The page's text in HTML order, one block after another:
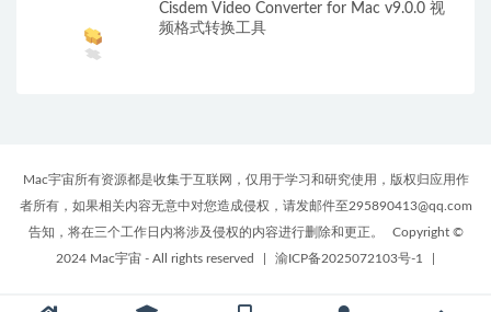
Cisdem Video Converter for Mac v9.0.0 视
频格式转换工具
Mac宇宙所有资源都是收集于互联网，仅用于学习和研究使用，版权归应用作
者所有，如果相关内容无意中对您造成侵权，请发邮件至295890413@qq.com
告知，将在三个工作日内将涉及侵权的内容进行删除和更正。
Copyright ©
2024 Mac宇宙 - All rights reserved
渝ICP备2025072103号-1